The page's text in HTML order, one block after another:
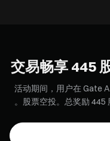
交易畅享 ⁦445⁩
活动期间，用户在 Gate
股票空投。总奖励 ⁦445⁩